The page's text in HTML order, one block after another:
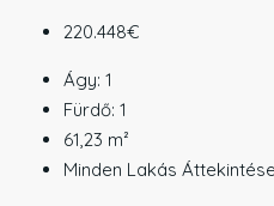
220.448€
Ágy: 1
Fürdő: 1
61,23 m²
Minden Lakás